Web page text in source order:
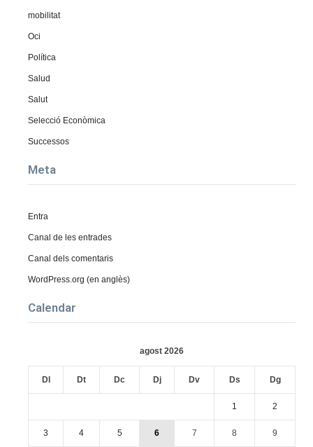
mobilitat
Oci
Política
Salud
Salut
Selecció Econòmica
Successos
Meta
Entra
Canal de les entrades
Canal dels comentaris
WordPress.org (en anglès)
Calendar
agost 2026
Dl Dt Dc Dj Dv Ds Dg
1 2
3 4 5 6 7 8 9